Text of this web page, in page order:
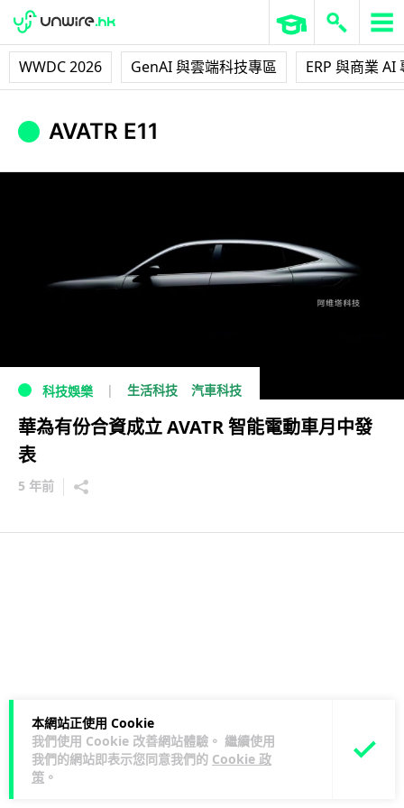
WWDC 2026 GenAI 與雲端科技專區 ERP 與商業 AI
本網站正使用 Cookie
我們使用 Cookie 改善網站體驗。 繼續使用
我們的網站即表示您同意我們的 Cookie 政
策 。
AVATR E11
科技娛樂 生活科技 汽車科技
華為有份合資成立 AVATR 智能電動車月中發
表
5 年前